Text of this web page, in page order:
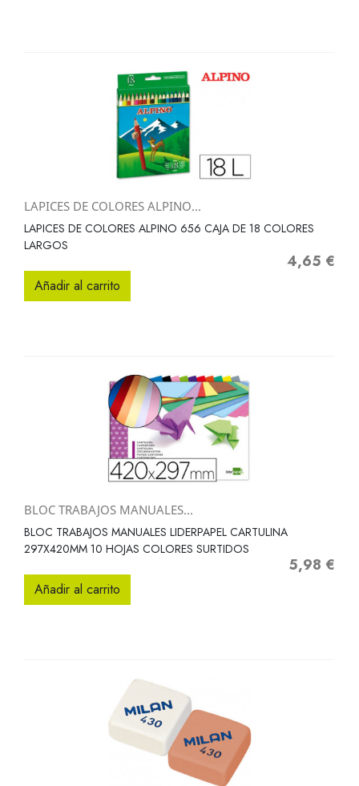
LAPICES DE COLORES ALPINO...
LAPICES DE COLORES ALPINO 656 CAJA DE 18 COLORES
LARGOS
Precio
4,65 €
Añadir al carrito
BLOC TRABAJOS MANUALES...
BLOC TRABAJOS MANUALES LIDERPAPEL CARTULINA
297X420MM 10 HOJAS COLORES SURTIDOS
Precio
5,98 €
Añadir al carrito